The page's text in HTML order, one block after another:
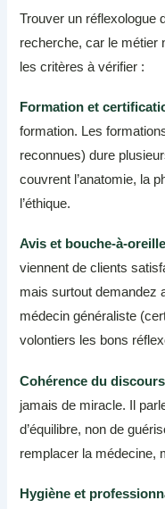
Trouver un réflexologue
recherche, car le métier
les critères à vérifier :
Formation et
formation. Les
reconnues) dure
couvrent l’anatomie, la
l’éthique.
Avis et bouche-à-
viennent de clients
mais surtout demandez
médecin généraliste
volontiers les bons
Cohérence du
jamais de miracle. Il
d’équilibre, non de
remplacer la médecine,
Hygiène et